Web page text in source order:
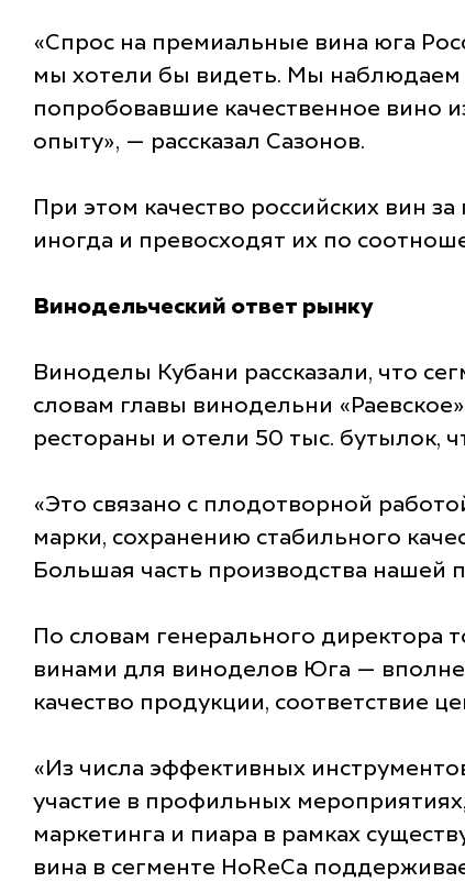
«Спрос на премиальные вина юга
мы хотели бы видеть. Мы наблюдаем
попробовавшие качественное вино
опыту», — рассказал Сазонов.
При этом качество российских вин
иногда и превосходят их по
Винодельческий ответ рынку
Виноделы Кубани рассказали, что
словам главы винодельни
рестораны и отели 50 тыс. бутылок,
«Это связано с плодотворной
марки, сохранению стабильного
Большая часть производства нашей
По словам генерального директора
винами для виноделов Юга —
качество продукции, соответствие
«Из числа эффективных
участие в профильных
маркетинга и пиара в рамках
вина в сегменте HoReCa